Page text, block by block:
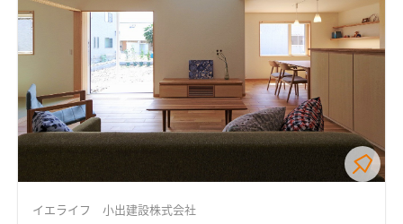
イエライフ 小出建設株式会社